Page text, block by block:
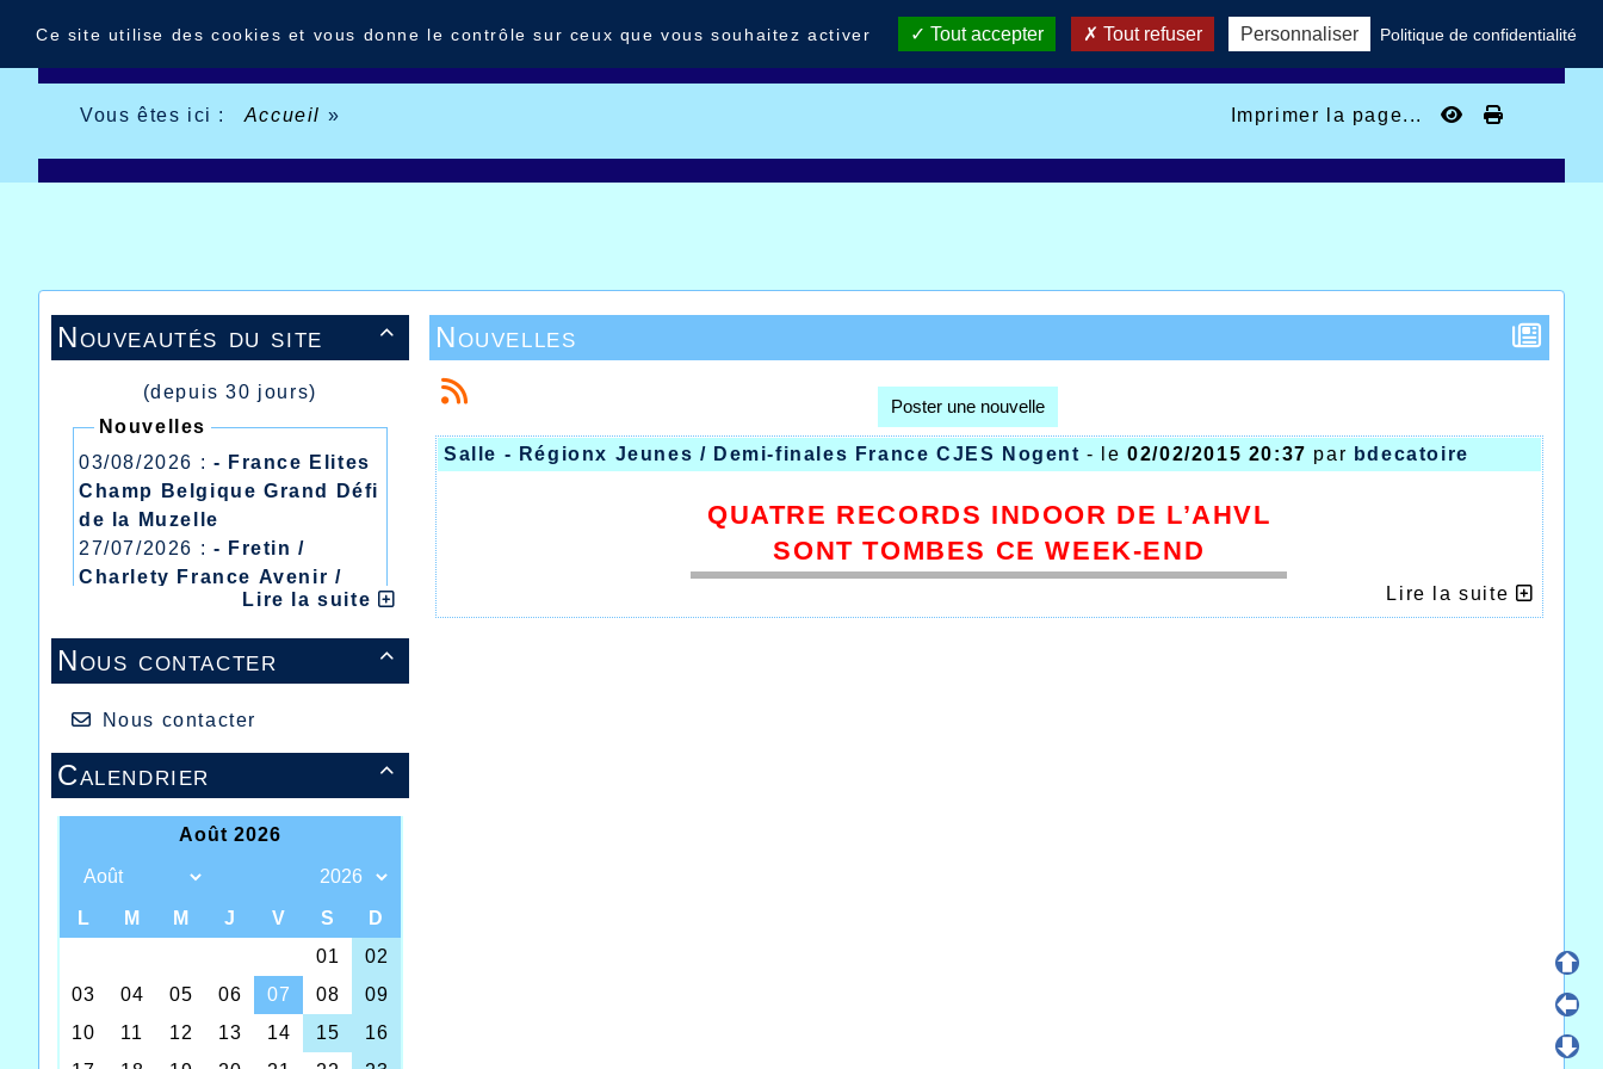
Vous êtes ici : Accueil » Imprimer la page...

Nouveautés du site
(depuis 30 jours)
Nouvelles
03/08/2026 : - France Elites
Champ Belgique Grand Défi
de la Muzelle
27/07/2026 : - Fretin /
Charlety France Avenir /
Heusden Zolder
20/07/2026 :- Courtrai /
Mont des Cats
Meeting Abeilles /
Régionaux /
Lire la suite

Nous contacter
Nous contacter

Calendrier
Nouvelles
Poster une nouvelle
Salle - Régionx Jeunes / Demi-finales France CJES Nogent - le02/02/2015 20:37 par bdecatoire
QUATRE RECORDS INDOOR DE L’AHVL
SONT TOMBES CE WEEK-END
Lire la suite
Ce site utilise des cookies et vous donne le contrôle sur ceux que vous souhaitez activer Tout accepter Tout refuser Personnaliser Politique de confidentialité